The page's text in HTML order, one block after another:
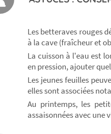
Les betteraves rouges
à la cave (fraîcheur et
La cuisson à l'eau est
en pression, ajouter
Les jeunes feuilles
elles sont associées
Au printemps, les
assaisonnées avec une